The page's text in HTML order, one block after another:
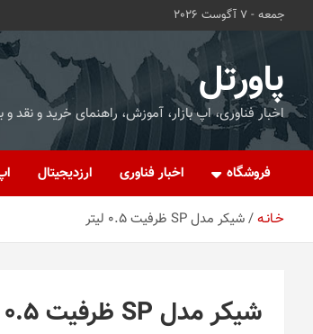
جمعه - 7 آگوست 2026
پاورتل
اخبار فناوری، اپ بازار، آموزش، راهنمای خرید و نقد
فروشگاه اخبار فناوری ارزدیجیتال
خـانـه شیکر مدل SP ظرفیت 0.5 لیتر
شیکر مدل SP ظرفیت 0.5 لیتر